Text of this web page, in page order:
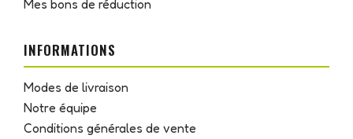
Mes bons de réduction
INFORMATIONS
Modes de livraison
Notre équipe
Conditions générales de vente